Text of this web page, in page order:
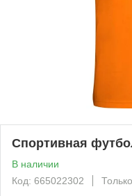
Спортивная
В наличии
Код: 665022302